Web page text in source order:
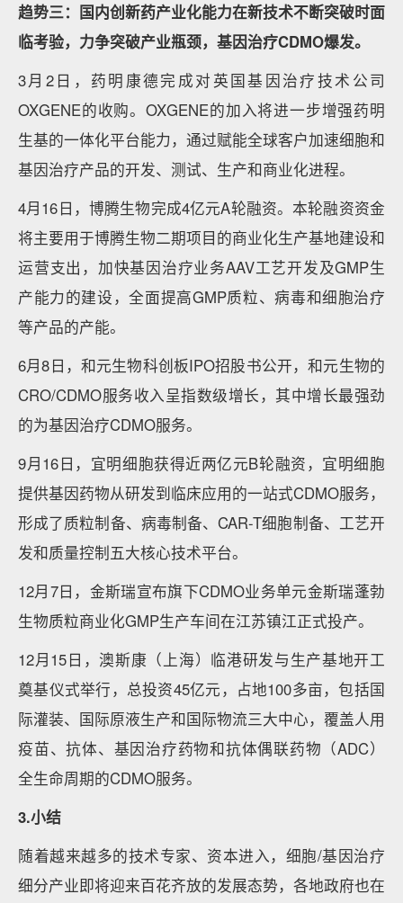
趋势三：国内创新药产业化能力在新技术不断突破时面
临考验，力争突破产业瓶颈，基因治疗CDMO爆发。
3月2日，药明康德完成对英国基因治疗技术公司
OXGENE的收购。OXGENE的加入将进一步增强药明
生基的一体化平台能力，通过赋能全球客户加速细胞和
基因治疗产品的开发、测试、生产和商业化进程。
4月16日，博腾生物完成4亿元A轮融资。本轮融资资金
将主要用于博腾生物二期项目的商业化生产基地建设和
运营支出，加快基因治疗业务AAV工艺开发及GMP生
产能力的建设，全面提高GMP质粒、病毒和细胞治疗
等产品的产能。
6月8日，和元生物科创板IPO招股书公开，和元生物的
CRO/CDMO服务收入呈指数级增长，其中增长最强劲
的为基因治疗CDMO服务。
9月16日，宜明细胞获得近两亿元B轮融资，宜明细胞
提供基因药物从研发到临床应用的一站式CDMO服务，
形成了质粒制备、病毒制备、CAR-T细胞制备、工艺开
发和质量控制五大核心技术平台。
12月7日，金斯瑞宣布旗下CDMO业务单元金斯瑞蓬勃
生物质粒商业化GMP生产车间在江苏镇江正式投产。
12月15日，澳斯康（上海）临港研发与生产基地开工
奠基仪式举行，总投资45亿元，占地100多亩，包括国
际灌装、国际原液生产和国际物流三大中心，覆盖人用
疫苗、抗体、基因治疗药物和抗体偶联药物（ADC）
全生命周期的CDMO服务。
3.小结
随着越来越多的技术专家、资本进入，细胞/基因治疗
细分产业即将迎来百花齐放的发展态势，各地政府也在